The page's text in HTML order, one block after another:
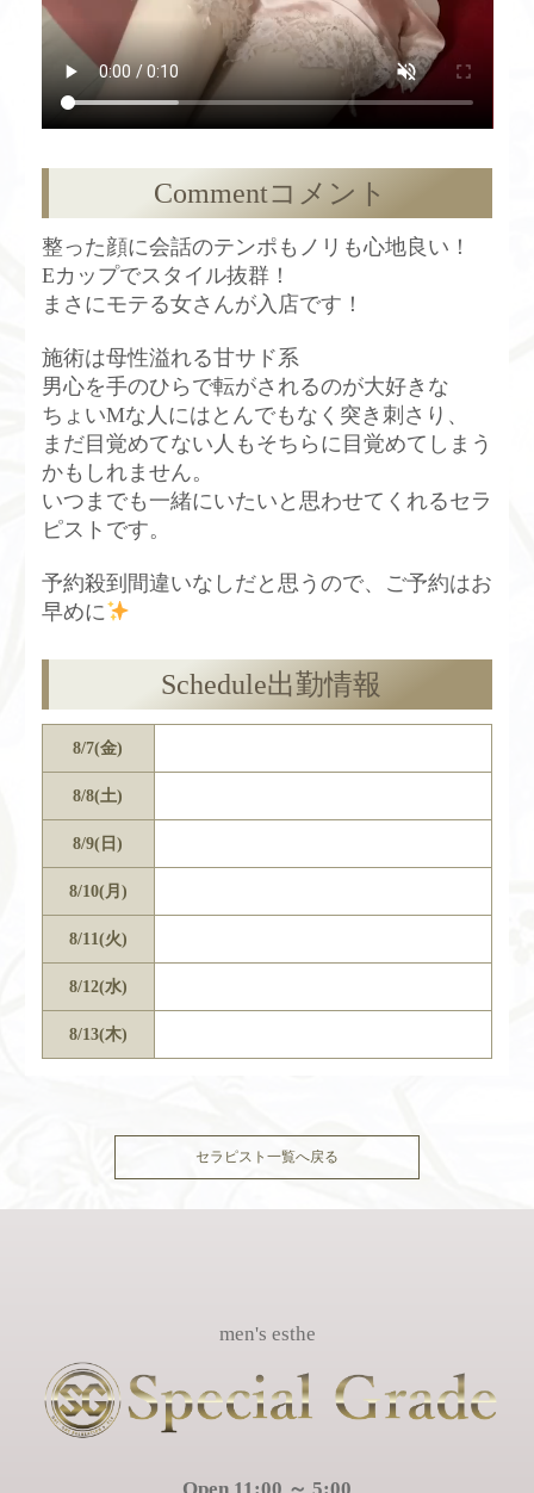
Commentコメント
整った顔に会話のテンポもノリも心地良い！
Eカップでスタイル抜群！
まさにモテる女さんが入店です！
施術は母性溢れる甘サド系
男心を手のひらで転がされるのが大好きな
ちょいMな人にはとんでもなく突き刺さり、
まだ目覚めてない人もそちらに目覚めてしまう
かもしれません。
いつまでも一緒にいたいと思わせてくれるセラ
ピストです。
予約殺到間違いなしだと思うので、ご予約はお
早めに
Schedule出勤情報
8/7(金)
8/8(土)
8/9(日)
8/10(月)
8/11(火)
8/12(水)
8/13(木)
セラピスト一覧へ戻る
men's esthe